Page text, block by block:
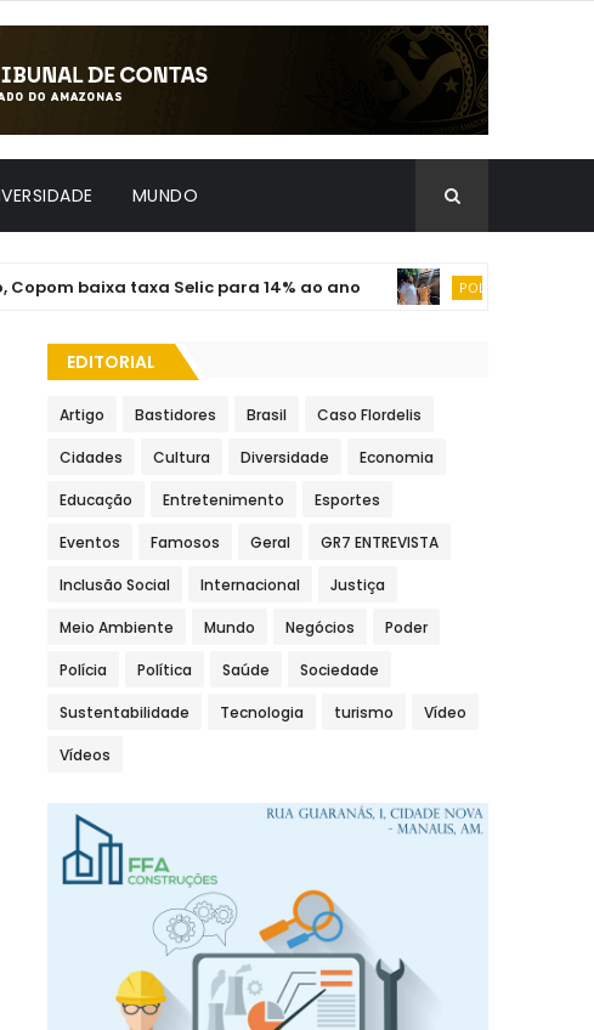
MUNDO
baixa taxa Selic para 14% ao ano POLÍTICA
EDITORIAL
Artigo Bastidores Brasil Caso Flordelis
Cidades Cultura Diversidade Economia
Educação Entretenimento Esportes
Eventos Famosos Geral GR7 ENTREVISTA
Inclusão Social Internacional Justiça
Meio Ambiente Mundo Negócios Poder
Polícia Política Saúde Sociedade
Sustentabilidade Tecnologia turismo Vídeo
Vídeos